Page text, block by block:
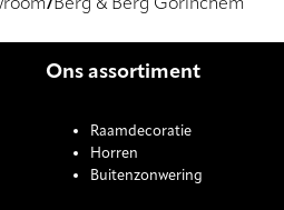
Berg & Berg Gorinchem
Ons assortiment
Raamdecoratie
Horren
Buitenzonwering